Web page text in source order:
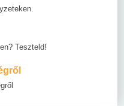
Teszteld!